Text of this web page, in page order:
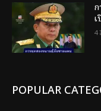
4
POPULAR